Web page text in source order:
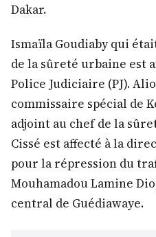
Dakar.
Ismaïla Goudiaby qui
de la sûreté urbaine est
Police Judiciaire (PJ).
commissaire spécial de
adjoint au chef de la
Cissé est affecté à la
pour la répression du
Mouhamadou Lamine
central de Guédiawaye.